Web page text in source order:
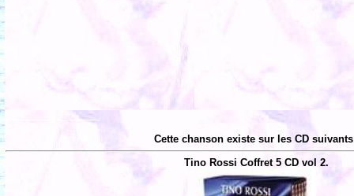
Cette chanson existe sur les CD
Tino Rossi Coffret 5 CD vol 2.